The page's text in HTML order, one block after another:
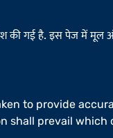
की गई है. इस पेज में मूल
to provide
shall prevail which